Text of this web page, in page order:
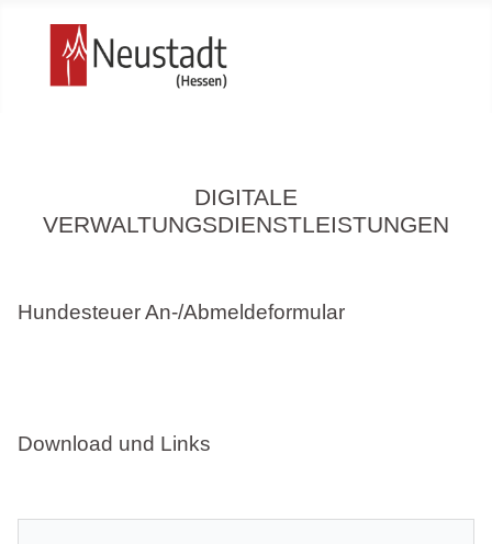
DIGITALE
VERWALTUNGSDIENSTLEISTUNGEN
Hundesteuer An-/Abmeldeformular
Download und Links